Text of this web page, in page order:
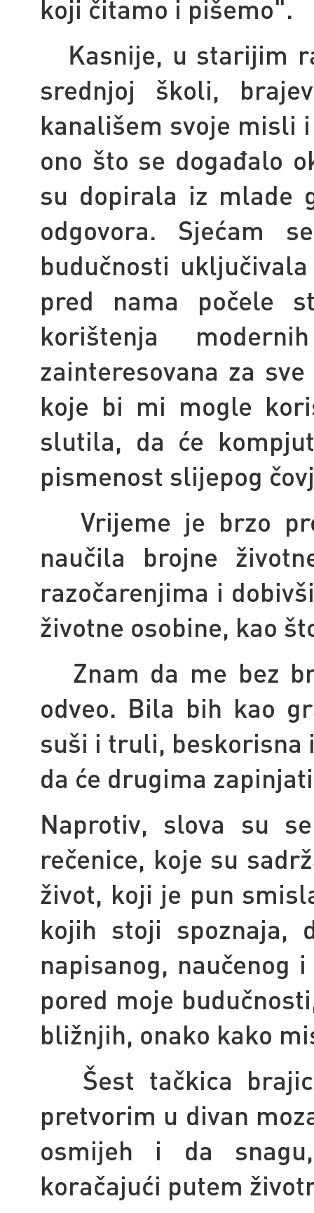
koji čitamo i pišemo".
Kasnije, u starijim
srednjoj školi,
kanališem svoje misli
ono što se događalo
su dopirala iz mlade
odgovora. Sjećam
budučnosti
pred nama počele
korištenja
zainteresovana za
koje bi mi mogle
slutila, da će
pismenost slijepog
Vrijeme je brzo
naučila brojne
razočarenjima i
životne osobine, kao
Znam da me bez
odveo. Bila bih kao
suši i truli, beskorisna
da će drugima
Naprotiv, slova su
rečenice, koje su
život, koji je pun
kojih stoji spoznaja,
napisanog, naučenog
pored moje
bližnjih, onako kako
Šest tačkica
pretvorim u divan
osmijeh i da
koračajući putem